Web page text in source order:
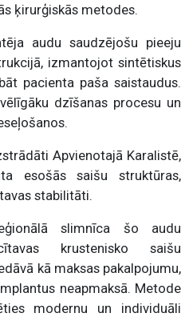
ķirurģiskās metodes.
audu saudzējošu pieeju
izmantojot sintētiskus
pacienta paša saistaudus.
dzīšanas procesu un
Apvienotajā Karalistē,
esošās saišu struktūras,
stabilitāti.
slimnīca šo audu
krustenisko saišu
kā maksas pakalpojumu,
neapmaksā. Metode
modernu un individuāli